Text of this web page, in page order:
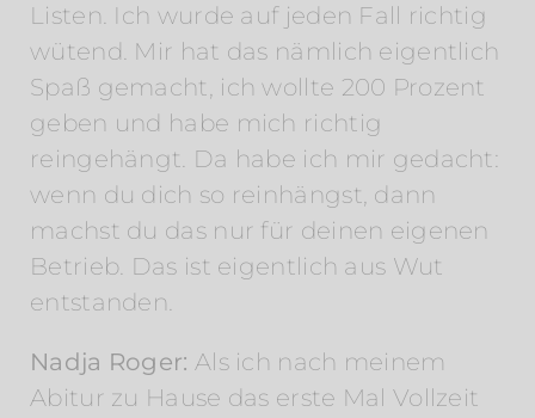
Listen. Ich wurde auf jeden Fall richtig
wütend. Mir hat das nämlich eigentlich
Spaß gemacht, ich wollte 200 Prozent
geben und habe mich richtig
reingehängt. Da habe ich mir gedacht:
wenn du dich so reinhängst, dann
machst du das nur für deinen eigenen
Betrieb. Das ist eigentlich aus Wut
entstanden.
Nadja Roger: Als ich nach meinem
Abitur zu Hause das erste Mal Vollzeit